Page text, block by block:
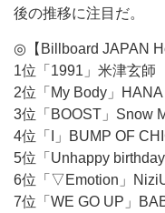
後の推移に注目だ。
◎【Billboard JAPAN
1位「1991」米津玄師
2位「My Body」HANA
3位「BOOST」Snow
4位「I」BUMP OF
5位「Unhappy
6位「▽Emotion」NiziU
7位「WE GO UP」